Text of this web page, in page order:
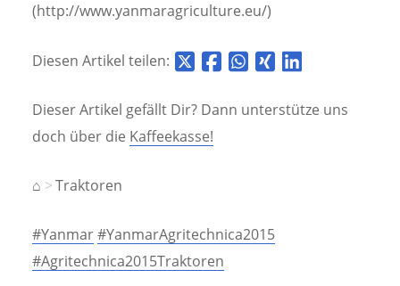
(http://www.yanmaragriculture.eu/)
Diesen Artikel teilen:
Dieser Artikel gefällt Dir? Dann unterstütze uns
doch über die Kaffeekasse!
⌂ Traktoren
#Yanmar#YanmarAgritechnica2015
#Agritechnica2015Traktoren